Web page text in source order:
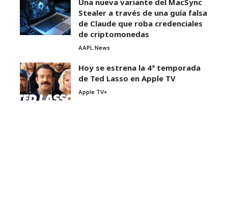
Stealer a través de una guía falsa
de Claude que roba credenciales
de criptomonedas
AAPL News
Hoy se estrena la 4ª temporada
de Ted Lasso en Apple TV
Apple TV+